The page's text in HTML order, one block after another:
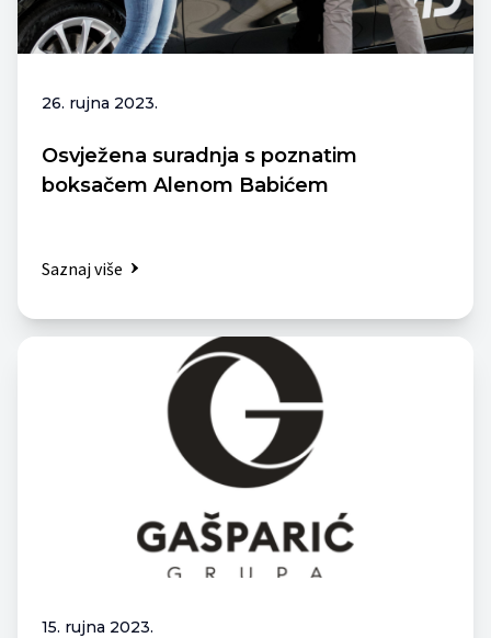
26. rujna 2023.
Osvježena suradnja s poznatim
boksačem Alenom Babićem
Saznaj više
15. rujna 2023.